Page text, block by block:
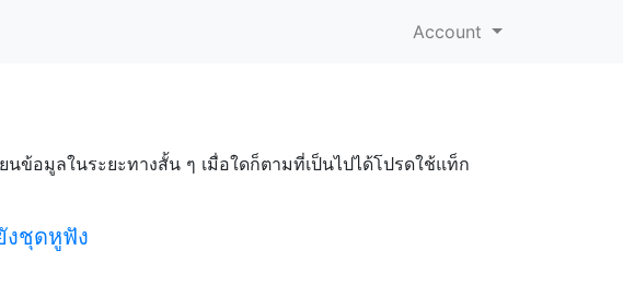
Account
ข้อมูลในระยะทางสั้น ๆ เมื่อใดก็ตามที่เป็นไปได้โปรดใช้แท็ก
งชุดหูฟัง